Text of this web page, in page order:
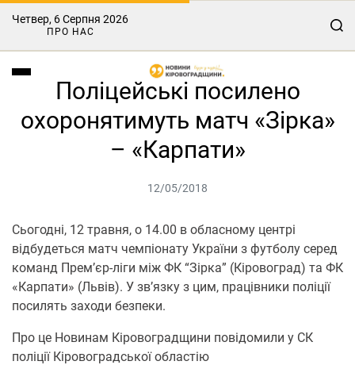
Четвер, 6 Серпня 2026
ПРО НАС
Поліцейські посилено
охоронятимуть матч «Зірка»
– «Карпати»
12/05/2018
Сьогодні, 12 травня, о 14.00 в обласному центрі
відбудеться матч чемпіонату України з футболу серед
команд Прем’єр-ліги між ФК “Зірка” (Кіровоград) та ФК
«Карпати» (Львів). У зв’язку з цим, працівники поліції
посилять заходи безпеки.
Про це Новинам Кіровоградщини повідомили у СК
поліції Кіровоградської областію